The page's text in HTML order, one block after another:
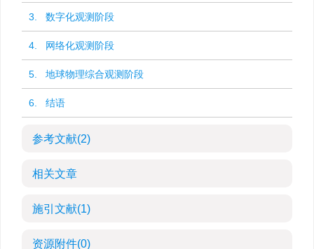
3. 数字化观测阶段
4. 网络化观测阶段
5. 地球物理综合观测阶段
6. 结语
参考文献(2)
相关文章
施引文献(1)
资源附件(0)